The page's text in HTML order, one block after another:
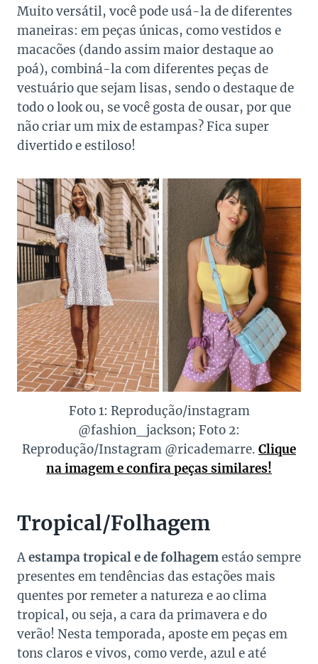
Muito versátil, você pode usá-la de diferentes
maneiras: em peças únicas, como vestidos e
macacões (dando assim maior destaque ao
poá), combiná-la com diferentes peças de
vestuário que sejam lisas, sendo o destaque de
todo o look ou, se você gosta de ousar, por que
não criar um mix de estampas? Fica super
divertido e estiloso!
Foto 1: Reprodução/instagram
@fashion_jackson; Foto 2:
Reprodução/Instagram @ricademarre. Clique
na imagem e confira peças similares!
Tropical/Folhagem
Aestampa tropical e de folhagemestáo sempre
presentes em tendências das estações mais
quentes por remeter a natureza e ao clima
tropical, ou seja, a cara da primavera e do
verão! Nesta temporada, aposte em peças em
tons claros e vivos, como verde, azul e até